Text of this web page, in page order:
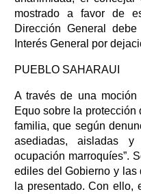
mostrado a favor de
Dirección General
Interés General por
PUEBLO SAHARAUI
A través de una
Equo sobre la
familia, que según
asediadas, aisladas
ocupación marroquíes”.
ediles del Gobierno y
la presentado. Con ello,